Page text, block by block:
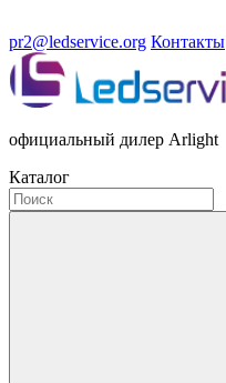
pr2@ledservice.org Контакты
официальный дилер Arlight
Каталог